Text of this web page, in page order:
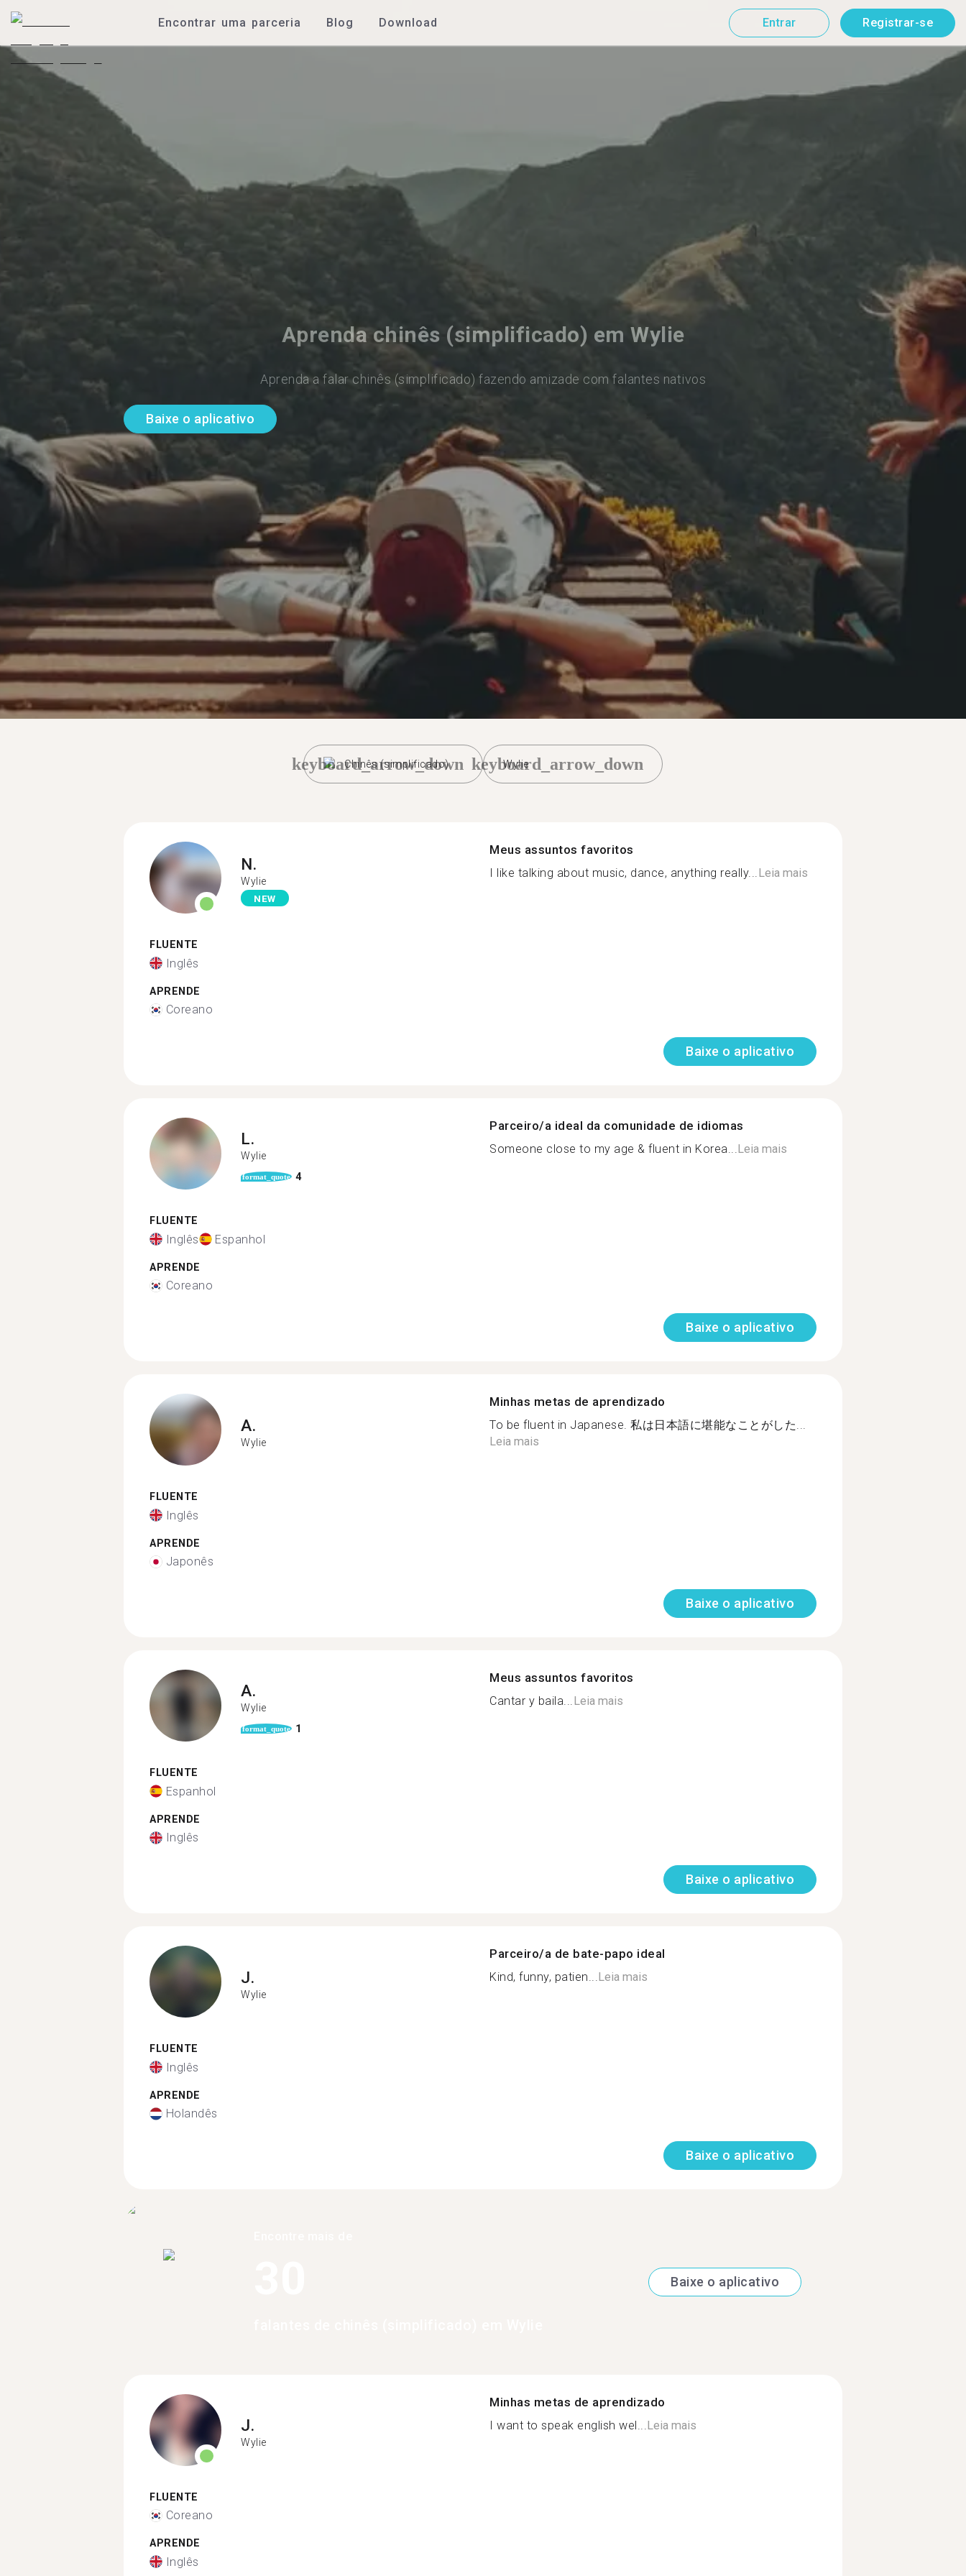
Encontrar uma parceria Blog Download Entrar Registrar-se
Aprenda chinês (simplificado) em Wylie
Aprenda a falar chinês (simplificado) fazendo amizade com falantes nativos
Baixe o aplicativo
Chinês (simplificado)
keyboard_arrow_down Wylie
keyboard_arrow_down
N.
Wylie
NEW
FLUENTE
Inglês
APRENDE
Coreano
Meus assuntos favoritos
I like talking about music, dance, anything really...Leia mais
Baixe o aplicativo
L.
Wylie
format_quote 4
FLUENTE
Inglês Espanhol
APRENDE
Coreano
Parceiro/a ideal da comunidade de idiomas
Someone close to my age & fluent in Korea...Leia mais
Baixe o aplicativo
A.
Wylie
FLUENTE
Inglês
APRENDE
Japonês
Minhas metas de aprendizado
To be fluent in Japanese. 私は日本語に堪能なことがした...
Leia mais
Baixe o aplicativo
A.
Wylie
format_quote 1
FLUENTE
Espanhol
APRENDE
Inglês
Meus assuntos favoritos
Cantar y baila...Leia mais
Baixe o aplicativo
J.
Wylie
FLUENTE
Inglês
APRENDE
Holandês
Parceiro/a de bate-papo ideal
Kind, funny, patien...Leia mais
Baixe o aplicativo
Baixe o aplicativo
J.
Wylie
FLUENTE
Coreano
APRENDE
Inglês
Minhas metas de aprendizado
I want to speak english wel... Leia mais